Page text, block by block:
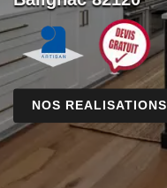
NOS REALISATIONS